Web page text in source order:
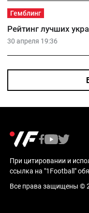
Гемблинг
30 апреля 19:36
Рейтинг лучших
При цитировании и
ссылка на "1Football"
Все права защищены ©